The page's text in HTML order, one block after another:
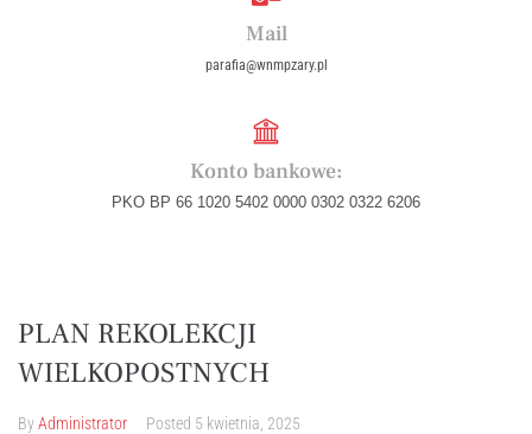
Mail
parafia@wnmpzary.pl
Konto bankowe:
PKO BP 66 1020 5402 0000 0302 0322 6206
PLAN REKOLEKCJI
WIELKOPOSTNYCH
ByAdministrator Posted 5 kwietnia, 2025